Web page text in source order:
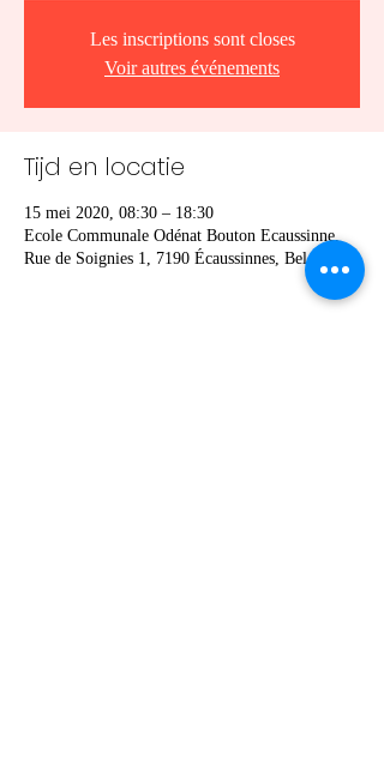
Les inscriptions sont closes
Voir autres événements
Tijd en locatie
15 mei 2020, 08:30 – 18:30
Ecole Communale Odénat Bouton Ecaussinne,
Rue de Soignies 1, 7190 Écaussinnes, Belgique